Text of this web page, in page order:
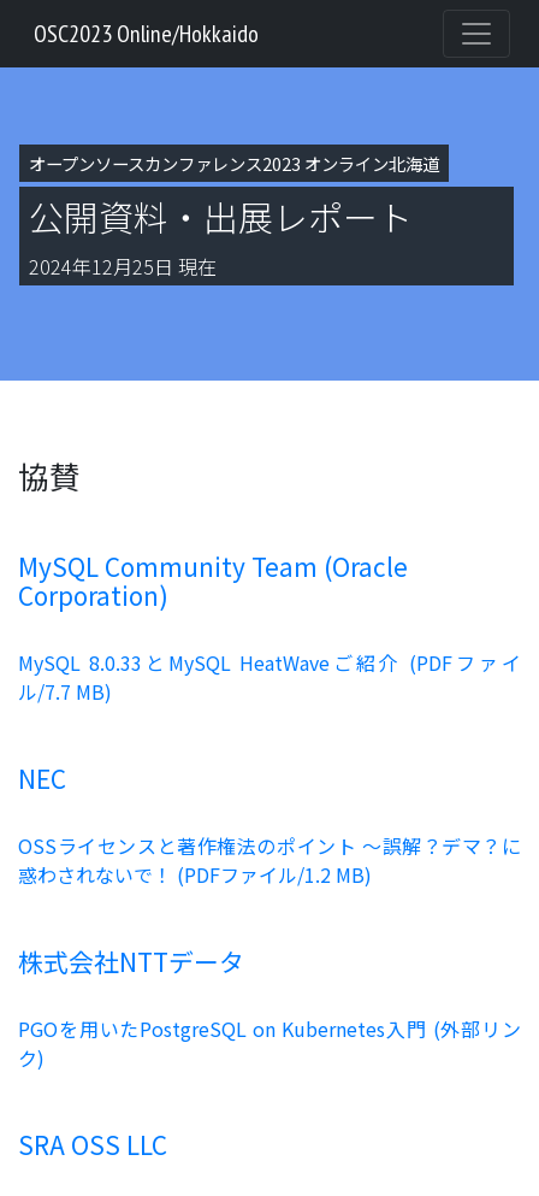
OSC2023 Online/Hokkaido
オープンソースカンファレンス2023 オンライン北海道
公開資料・出展レポート
2024年12月25日 現在
協賛
MySQL Community Team (Oracle
Corporation)
MySQL 8.0.33とMySQL HeatWaveご紹介 (PDFファイ
ル/7.7 MB)
NEC
OSSライセンスと著作権法のポイント ～誤解？デマ？に
惑わされないで！ (PDFファイル/1.2 MB)
株式会社NTTデータ
PGOを用いたPostgreSQL on Kubernetes入門 (外部リン
ク)
SRA OSS LLC